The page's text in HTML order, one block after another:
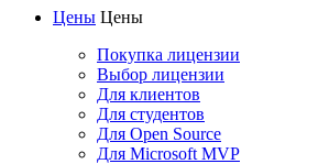
Цены Цены
Покупка лицензии
Выбор лицензии
Для клиентов
Для студентов
Для Open Source
Для Microsoft MVP